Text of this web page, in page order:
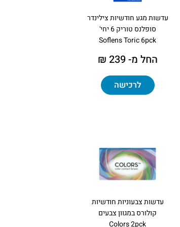
עדשות מגע חודשיות צילינדר
סופלנס טוריק 6 יחי'
Soflens Toric 6pck
החל מ- 239 ₪
לרכישה
עדשות צבעוניות חודשיות
קולורס במגוון צבעים
Colors 2pck